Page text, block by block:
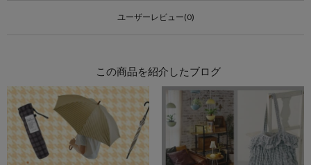
ユーザーレビュー(0)
この商品を紹介したブログ